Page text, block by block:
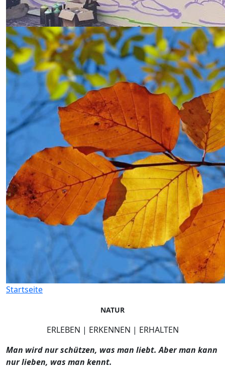
Startseite
NATUR
ERLEBEN | ERKENNEN | ERHALTEN
Man wird nur schützen, was man liebt. Aber man kann
nur lieben, was man kennt.